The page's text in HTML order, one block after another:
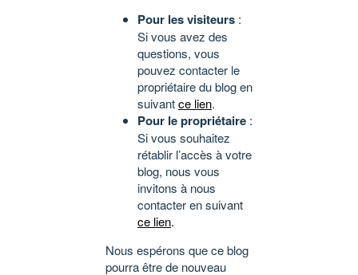
Pour les visiteurs :
Si vous avez des
questions, vous
pouvez contacter le
propriétaire du blog en
suivantce lien.
Pour le propriétaire :
Si vous souhaitez
rétablir l’accès à votre
blog, nous vous
invitons à nous
contacter en suivant
ce lien.
Nous espérons que ce blog
pourra être de nouveau